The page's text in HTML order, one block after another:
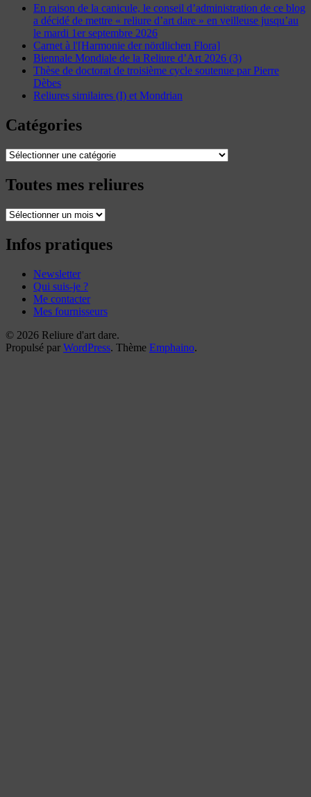
En raison de la canicule, le conseil d’administration de ce blog
a décidé de mettre « reliure d’art dare » en veilleuse jusqu’au
le mardi 1er septembre 2026
Carnet à l'[Harmonie der nördlichen Flora]
Biennale Mondiale de la Reliure d’Art 2026 (3)
Thèse de doctorat de troisième cycle soutenue par Pierre
Dèbes
Reliures similaires (I) et Mondrian
Catégories
Catégories
Toutes mes reliures
Toutes
reliures
Infos pratiques
Newsletter
Qui suis-je ?
Me contacter
Mes fournisseurs
© 2026 Reliure d'art dare.
Propulsé par WordPress. Thème Emphaino.